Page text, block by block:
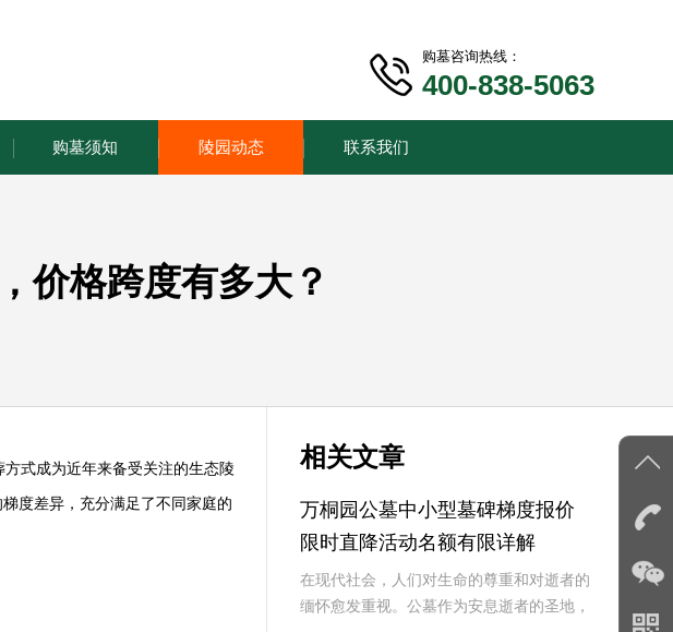
购墓咨询热线：
400-838-5063
购墓须知 陵园动态 联系我们
价格跨度有多大？
式成为近年来备受关注的生态陵
度差异，充分满足了不同家庭的
相关文章
万桐园公墓中小型墓碑梯度报价
限时直降活动名额有限详解
在现代社会，人们对生命的尊重和对逝者的
缅怀愈发重视。公墓作为安息逝者的圣地，